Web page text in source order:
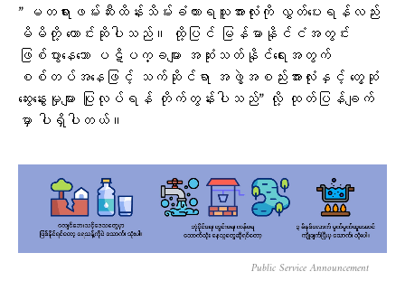
” မတရားဖမ်းဆီးထိန်းသိမ်းခံထားရသူအားလုံးကို လွှတ်ပေးရန်လည်း
မိမိတို့ တောင်းဆိုပါသည်။ ထို့ပြင် မြန်မာနိုင်ငံအတွင်း
ဖြစ်ပွားနေသော ပဋိပက္ခများ အဆုံးသတ်နိုင်ရေးအတွက်
စစ်တပ်အနေဖြင့် သက်ဆိုင်ရာ အဖွဲ့အစည်းအားလုံးနှင့် တွေ့ဆုံ
ဆွေးနွေးမှုများ ပြုလုပ်ရန် တိုက်တွန်းပါသည်” လို့ ထုတ်ပြန်ချက်
မှာ ပါရှိပါတယ်။
Public Service Announcement